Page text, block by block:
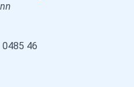
0485 46